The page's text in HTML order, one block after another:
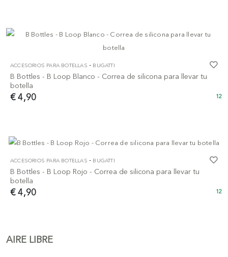
AIRE LIBRE
ACCESORIOS PARA BOTELLAS - BUGATTI
B Bottles - B Loop Blanco - Correa de silicona para llevar tu
botella
€ 4,90 12
ACCESORIOS PARA BOTELLAS - BUGATTI
B Bottles - B Loop Rojo - Correa de silicona para llevar tu
botella
€ 4,90 12